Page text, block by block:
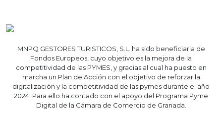
MNPQ GESTORES TURISTICOS, S.L. ha sido beneficiaria de
Fondos Europeos, cuyo objetivo es la mejora de la
competitividad de las PYMES, y gracias al cual ha puesto en
marcha un Plan de Acción con el objetivo de reforzar la
digitalización y la competitividad de las pymes durante el año
2024. Para ello ha contado con el apoyo del Programa Pyme
Digital de la Cámara de Comercio de Granada.